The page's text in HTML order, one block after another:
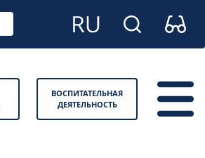
ВОСПИТАТЕЛЬНАЯ
ДЕЯТЕЛЬНОСТЬ